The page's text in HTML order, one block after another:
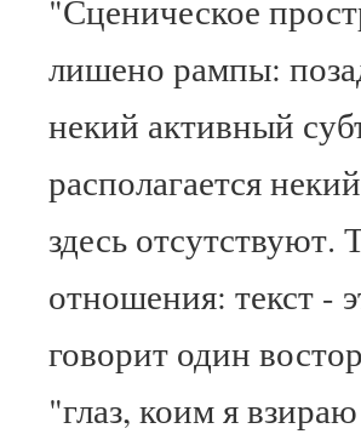
"Сценическое
лишено рампы:
некий активный
располагается
здесь отсутствуют.
отношения: текст -
говорит один
"глаз, коим я